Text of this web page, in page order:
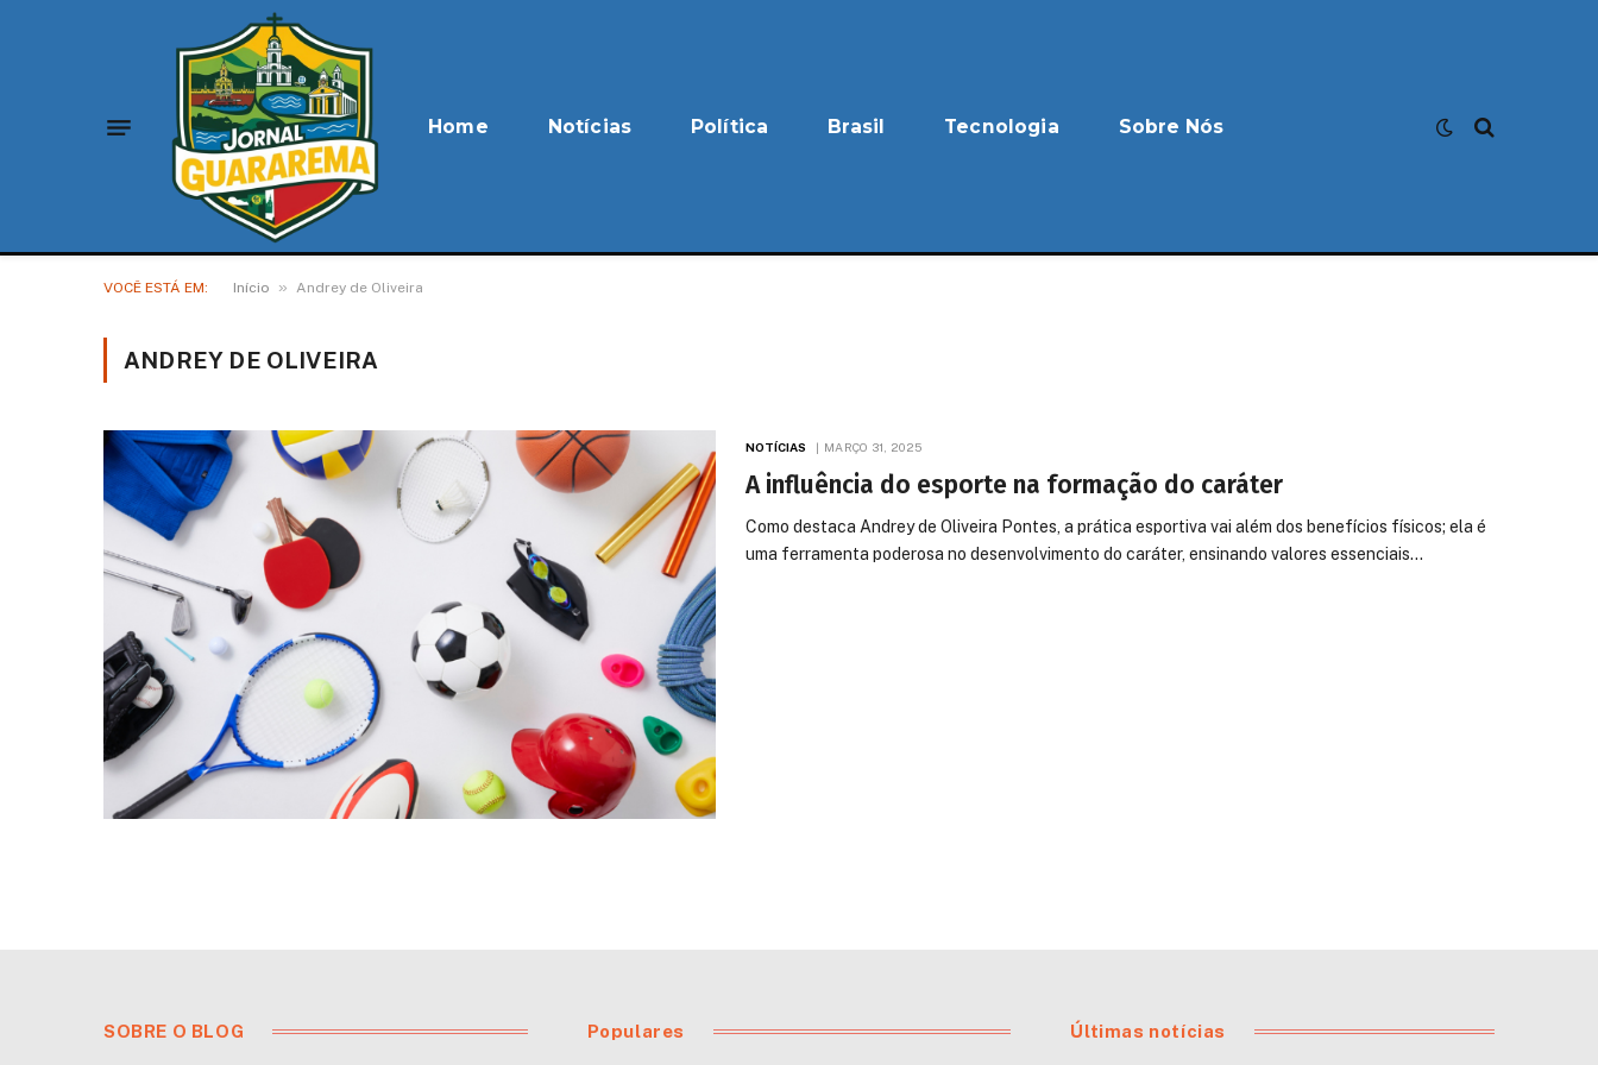
Home Notícias Política Brasil Tecnologia Sobre Nós
VOCÊ ESTÁ EM: Início » Andrey de Oliveira
ANDREY DE OLIVEIRA
NOTÍCIAS MARÇO 31, 2025
A influência do esporte na formação do caráter
Como destaca Andrey de Oliveira Pontes, a prática esportiva vai além dos benefícios físicos; ela é
uma ferramenta poderosa no desenvolvimento do caráter, ensinando valores essenciais…
SOBRE O BLOG Populares Últimas notícias